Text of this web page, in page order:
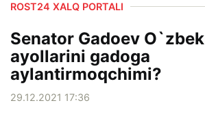
ROST24 XALQ PORTALI
Senator Gadoev
ayollarini gadoga
aylantirmoqchimi?
29.12.2021 17:36